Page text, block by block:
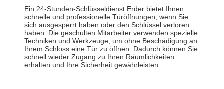
Ein 24-Stunden-Schlüsseldienst Erder bietet Ihnen
schnelle und professionelle Türöffnungen, wenn Sie
sich ausgesperrt haben oder den Schlüssel verloren
haben. Die geschulten Mitarbeiter verwenden spezielle
Techniken und Werkzeuge, um ohne Beschädigung an
Ihrem Schloss eine Tür zu öffnen. Dadurch können Sie
schnell wieder Zugang zu Ihren Räumlichkeiten
erhalten und Ihre Sicherheit gewährleisten.